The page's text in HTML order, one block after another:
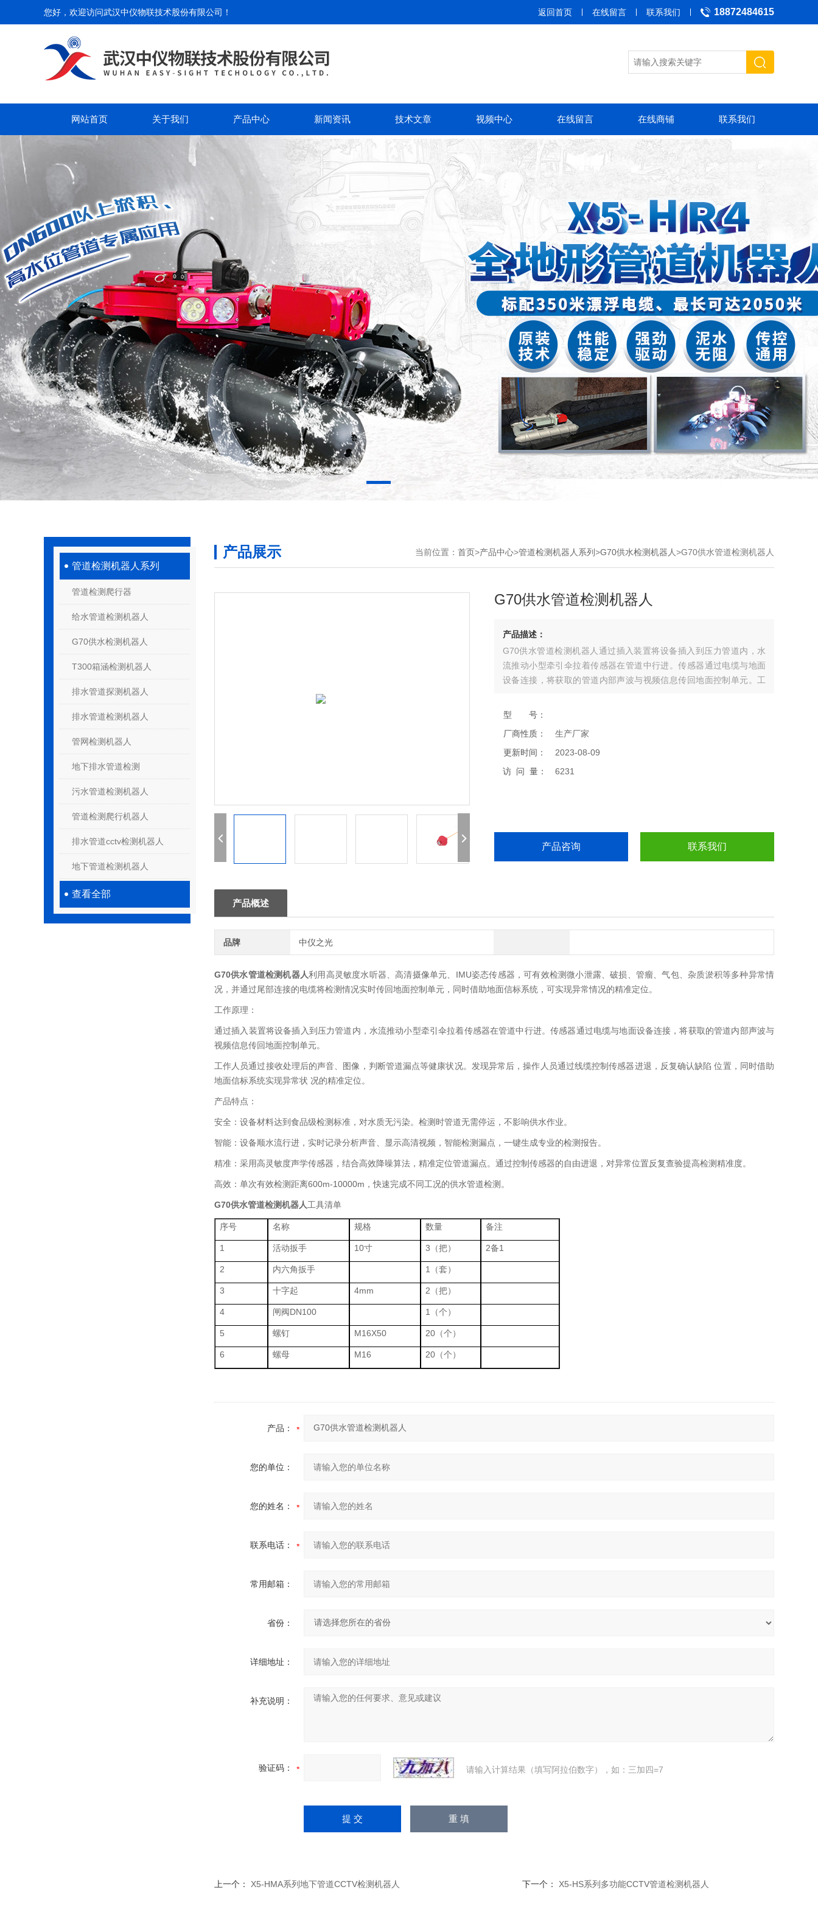
您好，欢迎访问武汉中仪物联技术股份有限公司 ！ 18872484615
返回首页 在线留言 联系我们
网站首页 关于我们 产品中心 新闻资讯 技术文章 视频中心 在线留言 在线商铺 联系我们
管道检测机器人系列
管道检测爬行器
给水管道检测机器人
G70供水检测机器人
T300箱涵检测机器人
排水管道探测机器人
排水管道检测机器人
管网检测机器人
地下排水管道检测
污水管道检测机器人
管道检测爬行机器人
排水管道cctv检测机器人
地下管道检测机器人
查看全部
产品展示 当前位置： 首页>产品中心>管道检测机器人系列>G70供水检测机器人>G70供水管道检测机器人
G70供水管道检测机器人
产品描述：
G70供水管道检测机器人通过插入装置将设备插入到压力管道内，水
流推动小型牵引伞拉着传感器在管道中行进。传感器通过电缆与地面
设备连接，将获取的管道内部声波与视频信息传回地面控制单元。工
现异常后，操作人员通过线缆控制传感器进退，反复确认缺陷 位置，
型 号：
厂商性质：
生产厂家
更新时间：
2023-08-09
访 问 量：
6231
产品咨询 联系我们
产品概述
品牌 中仪之光
G70供水管道检测机器人利用高灵敏度水听器、高清摄像单元、IMU姿态传感器，可有效检测微小泄露、破损、管瘤、气包、杂质淤积等多种异常情
况，并通过尾部连接的电缆将检测情况实时传回地面控制单元，同时借助地面信标系统，可实现异常情况的精准定位。
工作原理：
通过插入装置将设备插入到压力管道内，水流推动小型牵引伞拉着传感器在管道中行进。传感器通过电缆与地面设备连接，将获取的管道内部声波与
视频信息传回地面控制单元。
工作人员通过接收处理后的声音、图像，判断管道漏点等健康状况。发现异常后，操作人员通过线缆控制传感器进退，反复确认缺陷 位置，同时借助
地面信标系统实现异常状 况的精准定位。
产品特点：
安全：设备材料达到食品级检测标准，对水质无污染。检测时管道无需停运，不影响供水作业。
智能：设备顺水流行进，实时记录分析声音、显示高清视频，智能检测漏点，一键生成专业的检测报告。
精准：采用高灵敏度声学传感器，结合高效降噪算法，精准定位管道漏点。通过控制传感器的自由进退，对异常位置反复查验提高检测精准度。
高效：单次有效检测距离600m-10000m，快速完成不同工况的供水管道检测。
G70供水管道检测机器人工具清单
序号 名称 规格 数量 备注
1 活动扳手 10寸 3（把） 2备1
2 内六角扳手 1（套）
3 十字起 4mm 2（把）
4 闸阀DN100 1（个）
5 螺钉 M16X50 20（个）
6 螺母 M16 20（个）
产品：
您的单位：
您的姓名：
联系电话：
常用邮箱：
省份：
详细地址：
补充说明：
验证码： 请输入计算结果（填写阿拉伯数字），如：三加四=7
上一个： X5-HMA系列地下管道CCTV检测机器人 下一个： X5-HS系列多功能CCTV管道检测机器人